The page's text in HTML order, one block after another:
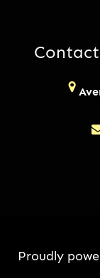
Contact
Proudly